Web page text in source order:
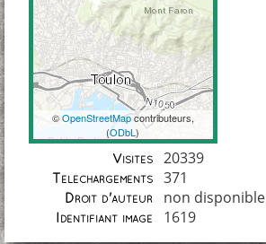
Coordonnées
©OpenStreetMapcontributeurs,
(ODbL)
Visites 20339
Téléchargements 371
Droit d'auteur non disponible
Identifiant image 1619